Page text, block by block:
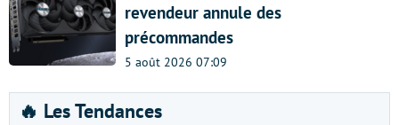
revendeur annule des
précommandes
5 août 2026 07:09
🔥 Les Tendances